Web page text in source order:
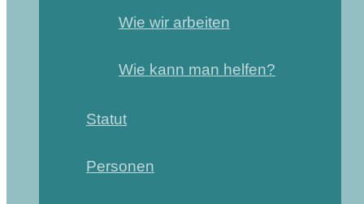
Wie wir arbeiten
Wie kann man helfen?
Statut
Personen